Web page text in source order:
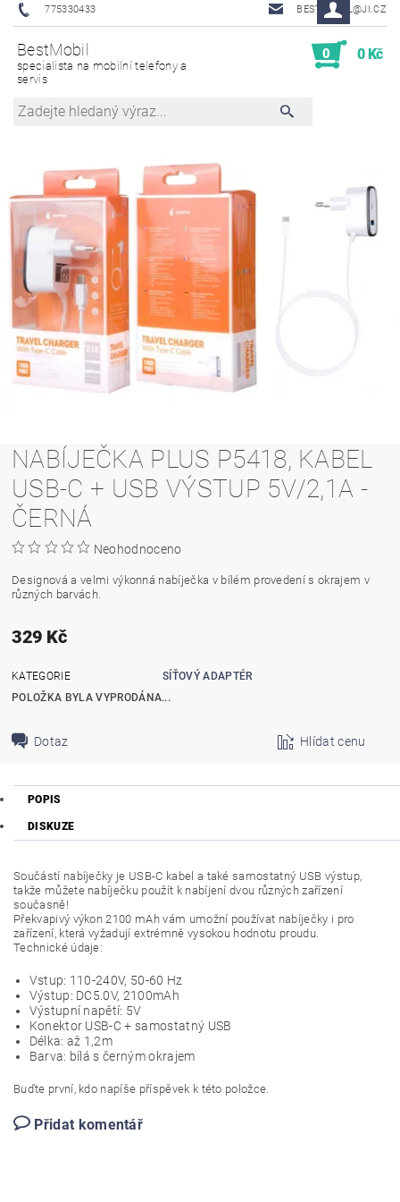
775330433 BESTMOBIL@JI.CZ
BestMobil
specialista na mobilní telefony a
servis
0 0 Kč
NABÍJEČKA PLUS P5418, KABEL
USB-C + USB VÝSTUP 5V/2,1A -
ČERNÁ
Neohodnoceno
Designová a velmi výkonná nabíječka v bílém provedení s okrajem v
různých barvách.
329 Kč
KATEGORIE
SÍŤOVÝ ADAPTÉR
POLOŽKA BYLA VYPRODÁNA...
Dotaz Hlídat cenu
POPIS
DISKUZE
Součástí nabíječky je USB-C kabel a také samostatný USB výstup,
takže můžete nabíječku použít k nabíjení dvou různých zařízení
současně!
Překvapivý výkon 2100 mAh vám umožní používat nabíječky i pro
zařízení, která vyžadují extrémně vysokou hodnotu proudu.
Technické údaje:
Vstup: 110-240V, 50-60 Hz
Výstup: DC5.0V, 2100mAh
Výstupní napětí: 5V
Konektor USB-C + samostatný USB
Délka: až 1,2m
Barva: bílá s černým okrajem
Buďte první, kdo napíše příspěvek k této položce.
Přidat komentář